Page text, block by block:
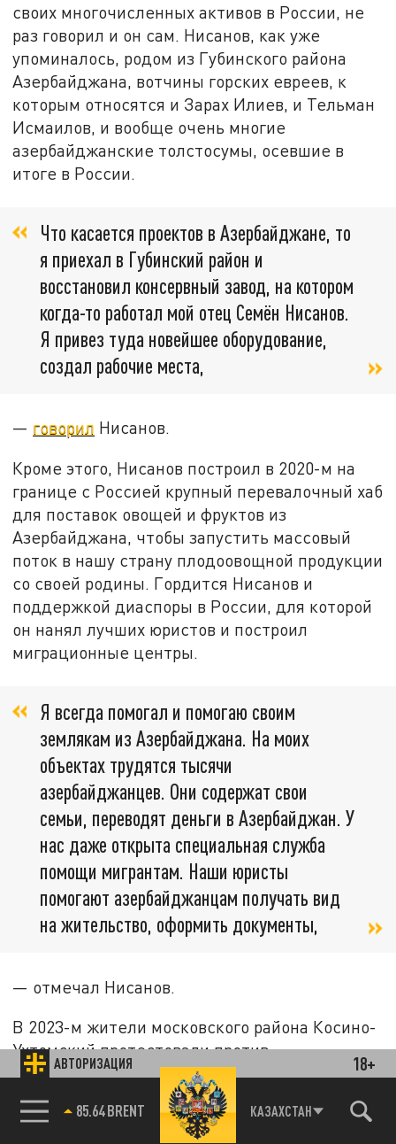
АВТОРИЗАЦИЯ 18+
85.64 BRENT КАЗАХСТАН
своих многочисленных активов в России, не
раз говорил и он сам. Нисанов, как уже
упоминалось, родом из Губинского района
Азербайджана, вотчины горских евреев, к
которым относятся и Зарах Илиев, и Тельман
Исмаилов, и вообще очень многие
азербайджанские толстосумы, осевшие в
итоге в России.
Что касается проектов в Азербайджане, то
я приехал в Губинский район и
восстановил консервный завод, на котором
когда-то работал мой отец Семён Нисанов.
Я привез туда новейшее оборудование,
создал рабочие места,
— говорил Нисанов.
Кроме этого, Нисанов построил в 2020-м на
границе с Россией крупный перевалочный хаб
для поставок овощей и фруктов из
Азербайджана, чтобы запустить массовый
поток в нашу страну плодоовощной продукции
со своей родины. Гордится Нисанов и
поддержкой диаспоры в России, для которой
он нанял лучших юристов и построил
миграционные центры.
Я всегда помогал и помогаю своим
землякам из Азербайджана. На моих
объектах трудятся тысячи
азербайджанцев. Они содержат свои
семьи, переводят деньги в Азербайджан. У
нас даже открыта специальная служба
помощи мигрантам. Наши юристы
помогают азербайджанцам получать вид
на жительство, оформить документы,
— отмечал Нисанов.
В 2023-м жители московского района Косино-
Ухтомский протестовали против
строительства близ одного из местных
символов православного христианства —
Святого озера — новой огромной мечети,